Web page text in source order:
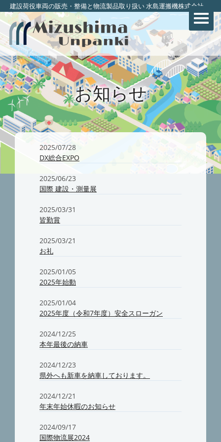
建設荷役車両の販売・整備と物流製品取り扱い 水島運搬機株式会社
お知らせ
2025/07/28
DX総合EXPO
2025/06/23
国際 建設・測量展
2025/03/31
皆勤賞
2025/03/21
お礼
2025/01/05
2025年始動
2025/01/04
2025年度（令和7年度）安全スローガン
2024/12/25
本年最後の納車
2024/12/23
県外へも新車を納車しております。
2024/12/21
年末年始休暇のお知らせ
2024/09/17
国際物流展2024